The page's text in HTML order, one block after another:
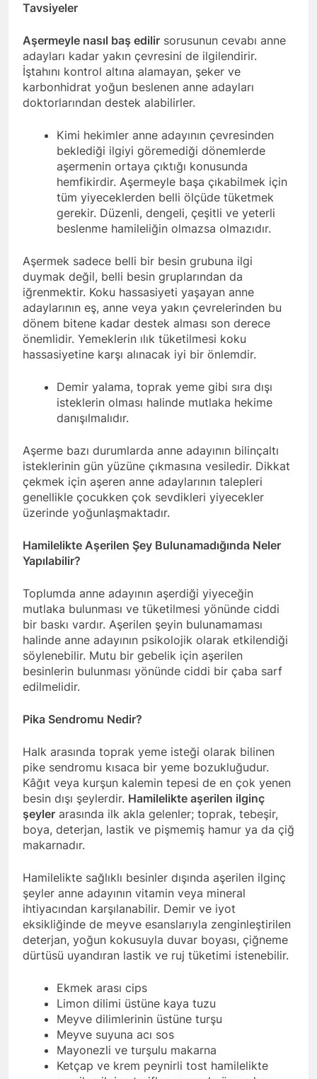
Tavsiyeler
Aşermeyle nasıl baş edilir sorusunun cevabı anne
adayları kadar yakın çevresini de ilgilendirir.
İştahını kontrol altına alamayan, şeker ve
karbonhidrat yoğun beslenen anne adayları
doktorlarından destek alabilirler.
Kimi hekimler anne adayının çevresinden
beklediği ilgiyi göremediği dönemlerde
aşermenin ortaya çıktığı konusunda
hemfikirdir. Aşermeyle başa çıkabilmek için
tüm yiyeceklerden belli ölçüde tüketmek
gerekir. Düzenli, dengeli, çeşitli ve yeterli
beslenme hamileliğin olmazsa olmazıdır.
Aşermek sadece belli bir besin grubuna ilgi
duymak değil, belli besin gruplarından da
iğrenmektir. Koku hassasiyeti yaşayan anne
adaylarının eş, anne veya yakın çevrelerinden bu
dönem bitene kadar destek alması son derece
önemlidir. Yemeklerin ılık tüketilmesi koku
hassasiyetine karşı alınacak iyi bir önlemdir.
Demir yalama, toprak yeme gibi sıra dışı
isteklerin olması halinde mutlaka hekime
danışılmalıdır.
Aşerme bazı durumlarda anne adayının bilinçaltı
isteklerinin gün yüzüne çıkmasına vesiledir. Dikkat
çekmek için aşeren anne adaylarının talepleri
genellikle çocukken çok sevdikleri yiyecekler
üzerinde yoğunlaşmaktadır.
Hamilelikte Aşerilen Şey Bulunamadığında Neler
Yapılabilir?
Toplumda anne adayının aşerdiği yiyeceğin
mutlaka bulunması ve tüketilmesi yönünde ciddi
bir baskı vardır. Aşerilen şeyin bulunamaması
halinde anne adayının psikolojik olarak etkilendiği
söylenebilir. Mutu bir gebelik için aşerilen
besinlerin bulunması yönünde ciddi bir çaba sarf
edilmelidir.
Pika Sendromu Nedir?
Halk arasında toprak yeme isteği olarak bilinen
pike sendromu kısaca bir yeme bozukluğudur.
Kâğıt veya kurşun kalemin tepesi de en çok yenen
besin dışı şeylerdir. Hamilelikte aşerilen ilginç
şeyler arasında ilk akla gelenler; toprak, tebeşir,
boya, deterjan, lastik ve pişmemiş hamur ya da çiğ
makarnadır.
Hamilelikte sağlıklı besinler dışında aşerilen ilginç
şeyler anne adayının vitamin veya mineral
ihtiyacından karşılanabilir. Demir ve iyot
eksikliğinde de meyve esanslarıyla zenginleştirilen
deterjan, yoğun kokusuyla duvar boyası, çiğneme
dürtüsü uyandıran lastik ve ruj tüketimi istenebilir.
Ekmek arası cips
Limon dilimi üstüne kaya tuzu
Meyve dilimlerinin üstüne turşu
Meyve suyuna acı sos
Mayonezli ve turşulu makarna
Ketçap ve krem peynirli tost hamilelikte